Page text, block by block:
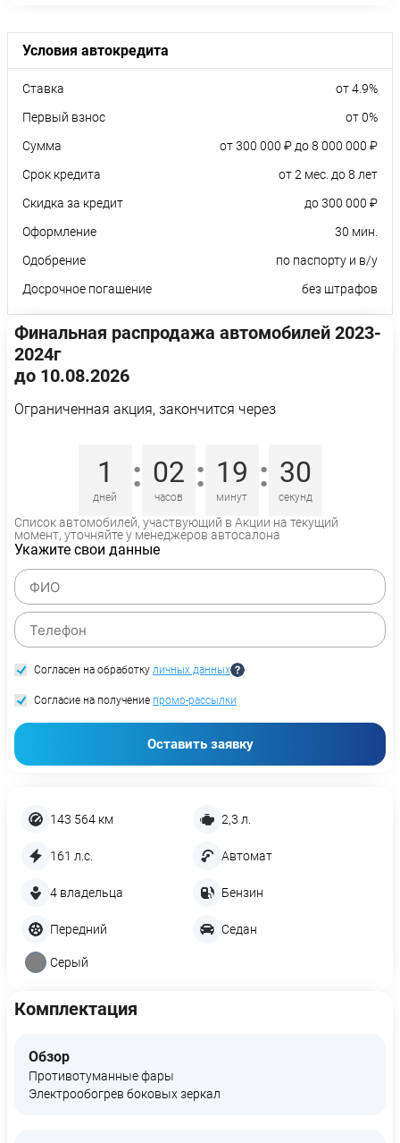
143 564 км 2,3 л.
161 л.с. Автомат
4 владельца Бензин
Передний Седан
Серый
Комплектация
Обзор
Противотуманные фары
Электрообогрев боковых зеркал
Условия автокредита
Ставка
от 4.9%
Первый взнос
от 0%
Сумма
от 300 000 ₽ до 8 000 000 ₽
Срок кредита
от 2 мес. до 8 лет
Скидка за кредит
до 300 000 ₽
Оформление
30 мин.
Одобрение
по паспорту и в/у
Досрочное погашение
без штрафов
Финальная распродажа автомобилей 2023-
2024г
до 10.08.2026
Ограниченная акция, закончится через
1
дней
: 02
часов
: 19
минут
: 30
секунд
Список автомобилей, участвующий в Акции на текущий
момент, уточняйте у менеджеров автосалона
Укажите свои данные
Согласен на обработку личных данных
Согласие на получение промо-рассылки
Оставить заявку